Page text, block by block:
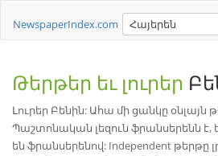
NewspaperIndex.com Հայերեն
Թերթեր եւ լուրեր
Լուրեր Բենին: Ահա մի ցանկը օնլայն
Պաշտոնական լեզուն ֆրանսերենն է,
են ֆրանսերենով: Independent թերթը